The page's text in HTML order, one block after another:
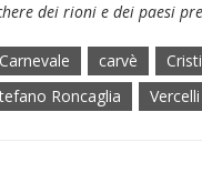
dei rioni e dei paesi
Carnevale carvè
Roncaglia Vercelli